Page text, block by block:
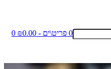
0 פריט\ים - ₪0.00 0